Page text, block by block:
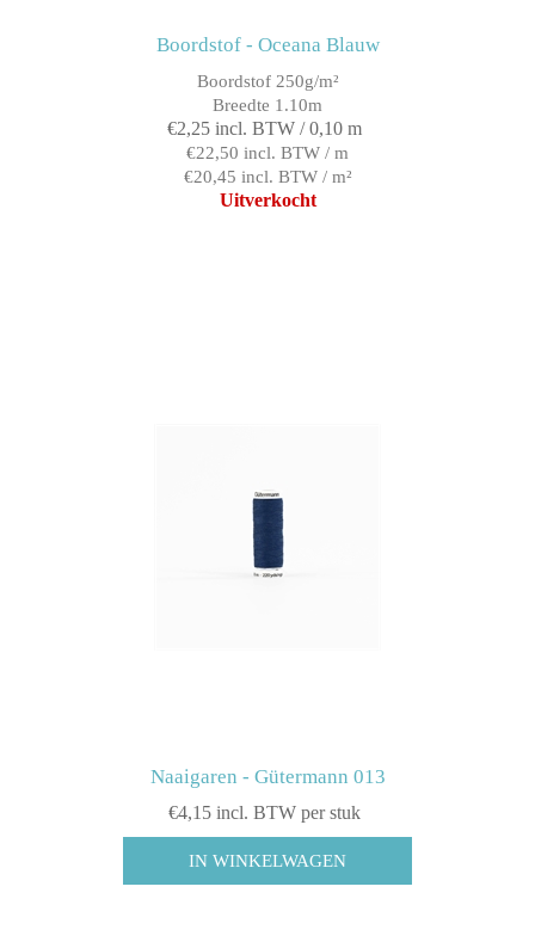
Boordstof - Oceana Blauw
Boordstof 250g/m²
Breedte 1.10m
€2,25 incl. BTW / 0,10 m
€22,50 incl. BTW / m
€20,45 incl. BTW / m²
Uitverkocht
Naaigaren - Gütermann 013
€4,15 incl. BTW per stuk